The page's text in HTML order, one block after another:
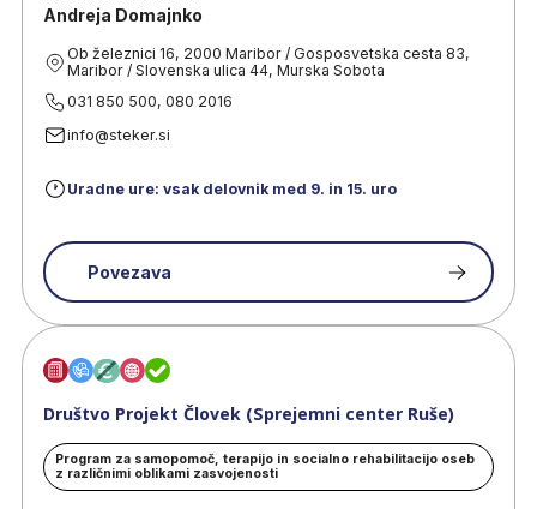
Andreja Domajnko
Ob železnici 16, 2000 Maribor / Gosposvetska cesta 83,
Maribor / Slovenska ulica 44, Murska Sobota
031 850 500, 080 2016
info@steker.si
Uradne ure: vsak delovnik med 9. in 15. uro
Povezava
Društvo Projekt Človek (Sprejemni center Ruše)
Program za samopomoč, terapijo in socialno rehabilitacijo oseb
z različnimi oblikami zasvojenosti